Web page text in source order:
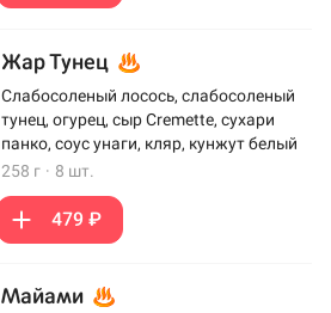
Жар Тунец
Слабосоленый лосось, слабосоленый
тунец, огурец, сыр Cremette, сухари
панко, соус унаги, кляр, кунжут белый
258 г · 8 шт.
479 ₽
Майами